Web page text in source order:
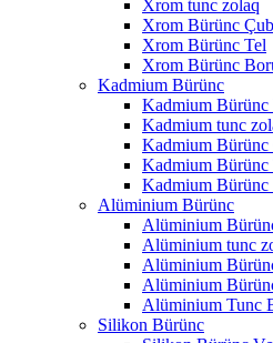
Xrom tunc zolaq
Xrom Bürünc
Xrom Bürünc Tel
Xrom Bürünc
Kadmium Bürünc
Kadmium Bürünc
Kadmium tunc
Kadmium Bürünc
Kadmium Bürünc
Kadmium Bürünc
Alüminium Bürünc
Alüminium
Alüminium tunc
Alüminium
Alüminium
Alüminium Tunc
Silikon Bürünc